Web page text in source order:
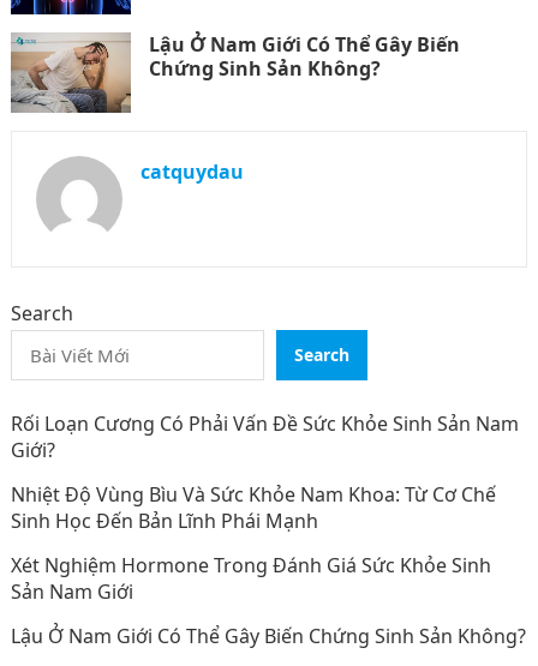
Lậu Ở Nam Giới Có Thể Gây Biến
Chứng Sinh Sản Không?
catquydau
Search
Search
Rối Loạn Cương Có Phải Vấn Đề Sức Khỏe Sinh Sản Nam
Giới?
Nhiệt Độ Vùng Bìu Và Sức Khỏe Nam Khoa: Từ Cơ Chế
Sinh Học Đến Bản Lĩnh Phái Mạnh
Xét Nghiệm Hormone Trong Đánh Giá Sức Khỏe Sinh
Sản Nam Giới
Lậu Ở Nam Giới Có Thể Gây Biến Chứng Sinh Sản Không?